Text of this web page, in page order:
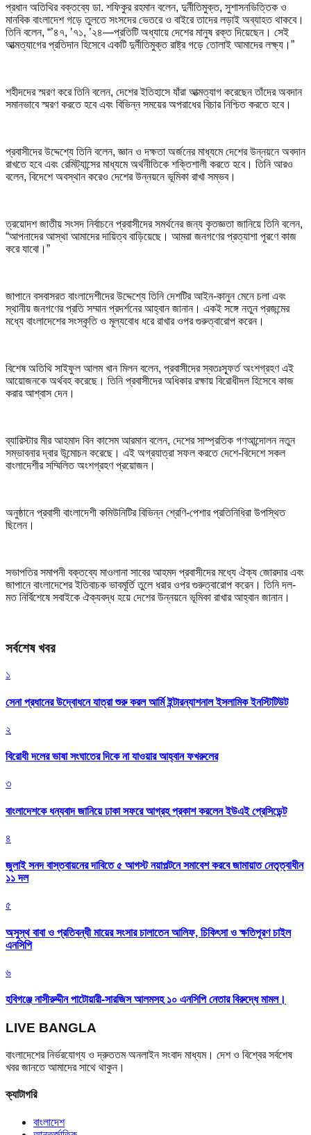
প্রধান অতিথির বক্তব্যে ডা. শফিকুর রহমান বলেন, দুর্নীতিমুক্ত, সুশাসনভিত্তিক ও
মানবিক বাংলাদেশ গড়ে তুলতে সংসদের ভেতরে ও বাইরে তাদের লড়াই অব্যাহত থাকবে।
তিনি বলেন, “’৪৭, ’৭১, ’২৪—প্রতিটি অধ্যায়ে দেশের মানুষ রক্ত দিয়েছেন। সেই
আত্মত্যাগের প্রতিদান হিসেবে একটি দুর্নীতিমুক্ত রাষ্ট্র গড়ে তোলাই আমাদের লক্ষ্য।”
শহীদদের স্মরণ করে তিনি বলেন, দেশের ইতিহাসে যাঁরা আত্মত্যাগ করেছেন তাঁদের অবদান
সমানভাবে স্মরণ করতে হবে এবং বিভিন্ন সময়ের অপরাধের বিচার নিশ্চিত করতে হবে।
প্রবাসীদের উদ্দেশ্যে তিনি বলেন, জ্ঞান ও দক্ষতা অর্জনের মাধ্যমে দেশের উন্নয়নে অবদান
রাখতে হবে এবং রেমিট্যান্সের মাধ্যমে অর্থনীতিকে শক্তিশালী করতে হবে। তিনি আরও
বলেন, বিদেশে অবস্থান করেও দেশের উন্নয়নে ভূমিকা রাখা সম্ভব।
ত্রয়োদশ জাতীয় সংসদ নির্বাচনে প্রবাসীদের সমর্থনের জন্য কৃতজ্ঞতা জানিয়ে তিনি বলেন,
“আপনাদের আস্থা আমাদের দায়িত্ব বাড়িয়েছে। আমরা জনগণের প্রত্যাশা পূরণে কাজ
করে যাবো।”
জাপানে বসবাসরত বাংলাদেশীদের উদ্দেশ্যে তিনি দেশটির আইন-কানুন মেনে চলা এবং
স্থানীয় জনগণের প্রতি সম্মান প্রদর্শনের আহ্বান জানান। একই সঙ্গে নতুন প্রজন্মের
মধ্যে বাংলাদেশের সংস্কৃতি ও মূল্যবোধ ধরে রাখার ওপর গুরুত্বারোপ করেন।
বিশেষ অতিথি সাইফুল আলম খান মিলন বলেন, প্রবাসীদের স্বতঃস্ফূর্ত অংশগ্রহণ এই
আয়োজনকে অর্থবহ করেছে। তিনি প্রবাসীদের অধিকার রক্ষায় বিরোধীদল হিসেবে কাজ
করার আশ্বাস দেন।
ব্যারিস্টার মীর আহমাদ বিন কাসেম আরমান বলেন, দেশের সাম্প্রতিক গণআন্দোলন নতুন
সম্ভাবনার দ্বার উন্মোচন করেছে। এই অগ্রযাত্রা সফল করতে দেশে-বিদেশে সকল
বাংলাদেশীর সম্মিলিত অংশগ্রহণ প্রয়োজন।
অনুষ্ঠানে প্রবাসী বাংলাদেশী কমিউনিটির বিভিন্ন শ্রেণি-পেশার প্রতিনিধিরা উপস্থিত
ছিলেন।
সভাপতির সমাপনী বক্তব্যে মাওলানা সাবের আহমদ প্রবাসীদের মধ্যে ঐক্য জোরদার এবং
জাপানে বাংলাদেশের ইতিবাচক ভাবমূর্তি তুলে ধরার ওপর গুরুত্বারোপ করেন। তিনি দল-
মত নির্বিশেষে সবাইকে ঐক্যবদ্ধ হয়ে দেশের উন্নয়নে ভূমিকা রাখার আহ্বান জানান।
সর্বশেষ খবর
১
সেনা প্রধানের উদ্বোধনে যাত্রা শুরু করল আর্মি ইন্টারন্যাশনাল ইসলামিক ইনস্টিটিউট
২
বিরোধী দলের ভাষা সংঘাতের দিকে না যাওয়ার আহ্বান ফখরুলের
৩
বাংলাদেশকে ধন্যবাদ জানিয়ে ঢাকা সফরে আগ্রহ প্রকাশ করলেন ইউএই প্রেসিডেন্ট
৪
জুলাই সনদ বাস্তবায়নের দাবিতে ৫ আগস্ট নয়াপল্টনে সমাবেশ করবে জামায়াত নেতৃত্বাধীন
১১ দল
৫
অসুস্থ বাবা ও প্রতিবন্ধী মায়ের সংসার চালাতেন আলিফ, চিকিৎসা ও ক্ষতিপূরণ চাইল
এনসিপি
৬
হবিগঞ্জে নাসীরুদ্দীন পাটোয়ারী-সারজিস আলমসহ ১০ এনসিপি নেতার বিরুদ্ধে মামল।
LIVE BANGLA
বাংলাদেশের নির্ভরযোগ্য ও দ্রুততম অনলাইন সংবাদ মাধ্যম। দেশ ও বিশ্বের সর্বশেষ
খবর জানতে আমাদের সাথে থাকুন।
ক্যাটাগরি
বাংলাদেশ